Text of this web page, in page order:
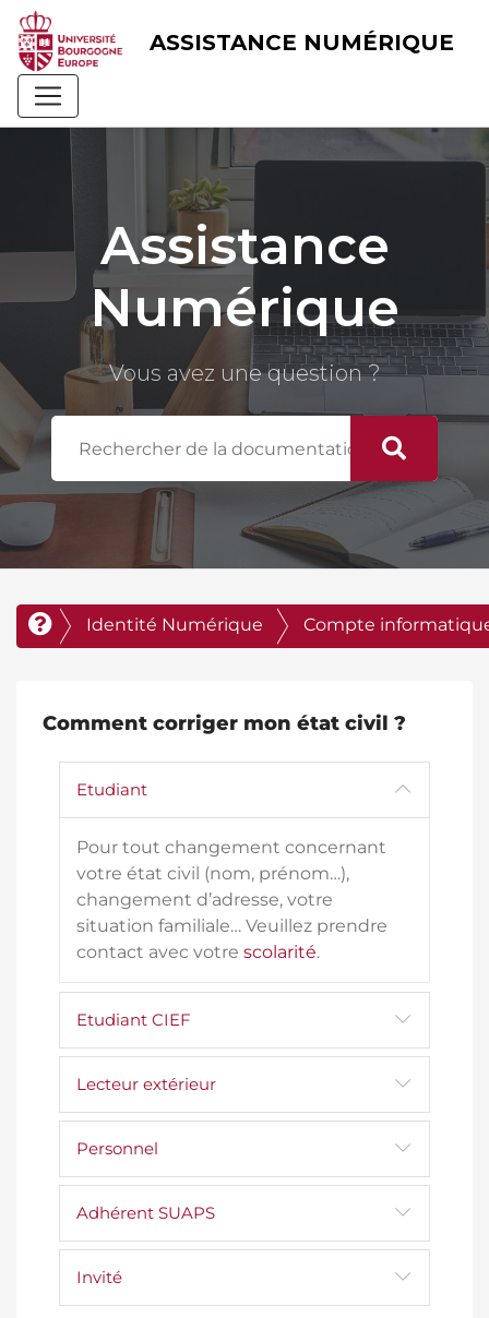
Skip
content
ASSISTANCE NUMÉRIQUE
Assistance
Numérique
Vous avez une question ?
Identité Numérique Compte
Comment corriger mon état civil ?
Etudiant
Pour tout changement concernant
votre état civil (nom, prénom…),
changement d’adresse, votre
situation familiale… Veuillez prendre
contact avec votre scolarité.
Etudiant CIEF
Lecteur extérieur
Personnel
Adhérent SUAPS
Invité